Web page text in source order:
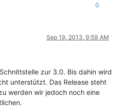
0
Sep 19, 2013, 9:59 AM
zur 3.0. Bis dahin wird
unterstützt. Das Release steht
werden wir jedoch noch eine